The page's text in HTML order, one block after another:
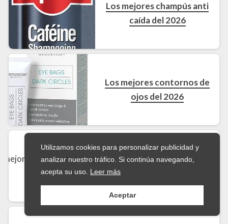
Los mejores champús anti
caída del 2026
Los mejores contornos de
ojos del 2026
Los mejores desodorantes
Utilizamos cookies para personalizar publicidad y
analizar nuestro tráfico. Si continúa navegando,
acepta su uso. Leer más
Aceptar